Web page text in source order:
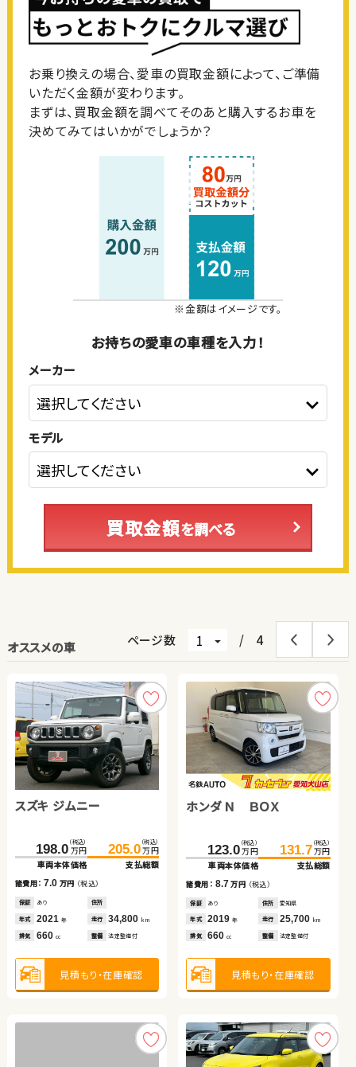
お乗り換えの場合、愛車の買取金額によって、ご準備
いただく金額が変わります。
まずは、買取金額を調べてそのあと購入するお車を
決めてみてはいかがでしょうか？
※金額はイメージです。
お持ちの愛車の車種を入力！
メーカー
モデル
買取金額を調べる
オススメの車 ページ数 / 4
スズキ ジムニー
198.0 （税込）
万円
車両本体価格
205.0 （税込）
万円
支払総額
諸費用：7.0 万円 （税込）
保証 あり 住所
年式 2021 年 走行 34,800 km
排気 660 cc 整備 法定整備付
見積もり・在庫確認
ホンダ Ｎ ＢＯＸ
123.0 （税込）
万円
車両本体価格
131.7 （税込）
万円
支払総額
諸費用： 8.7万円 （税込）
保証 あり 住所 愛知県
年式 2019年 走行 25,700 km
排気 660cc 整備 法定整備付
見積もり・在庫確認
トヨタ アルファード ハイ
562.1 （税込）
万円
車両本体価格
579.7 （税込）
万円
支払総額
諸費用：17.6万円（税込）
保証 あり 住所
年式 2025 年 走行 16,000 km
排気 2,500 整備 法定整備付
見積もり・在庫確認
ホンダ フリード
187.7 （税込）
万円
車両本体価格
195.5 （税込）
万円
支払総額
諸費用： 7.8万円 （税込）
保証 なし 住所 岡山県
年式 2019年 走行 37,300 km
排気 1,500 整備 法定整備付
見積もり・在庫確認
トヨタ ルーミー
189.0 （税込）
万円
車両本体価格
199.2 （税込）
万円
支払総額
諸費用：10.2万円（税込）
保証 あり 住所
年式 2024 年 走行 11,400 km
排気 1,000 整備 法定整備付
見積もり・在庫確認
ダイハツ タント
24.6 （税込）
万円
車両本体価格
29.8 （税込）
万円
支払総額
諸費用： 5.2万円 （税込）
保証 あり 住所 青森県
年式 2011年 走行 148,800km
排気 660cc 整備 法定整備付
見積もり・在庫確認
スバル フォレスター
250.4 （税込）
万円
車両本体価格
265.8 （税込）
万円
支払総額
諸費用：15.4万円（税込）
保証 あり 住所
年式 2021 年 走行 21,400 km
排気 1,800 整備 法定整備付
見積もり・在庫確認
ホンダ フィット
29.2 （税込）
万円
車両本体価格
40.8 （税込）
万円
支払総額
諸費用： 11.6万円（税込）
保証 あり 住所 埼玉県
年式 2012年 走行 74,700 km
排気 1,400 整備 法定整備付
見積もり・在庫確認